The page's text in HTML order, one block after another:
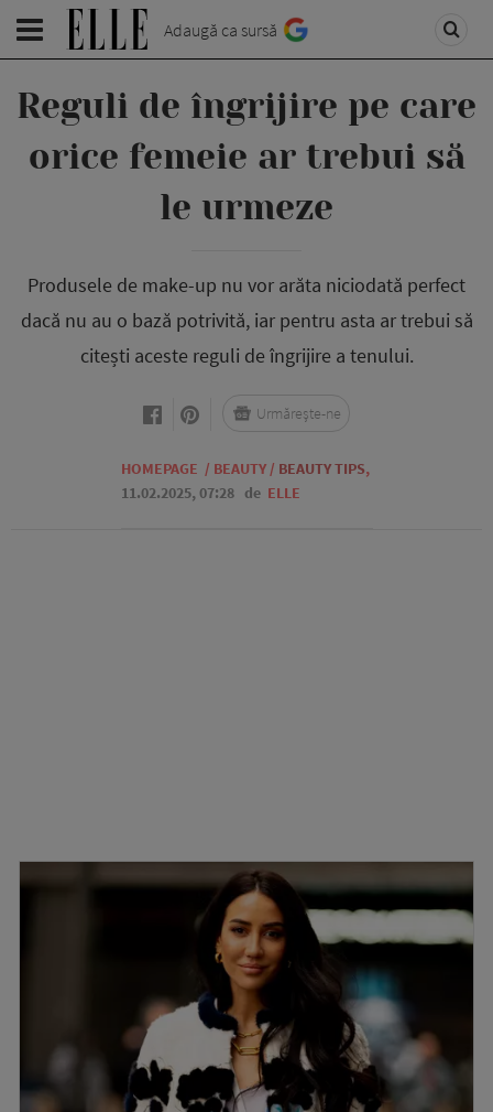
Adaugă ca sursă
Reguli de îngrijire pe care
orice femeie ar trebui să
le urmeze
Produsele de make-up nu vor arăta niciodată perfect
dacă nu au o bază potrivită, iar pentru asta ar trebui să
citești aceste reguli de îngrijire a tenului.
HOMEPAGE / BEAUTY/ BEAUTY TIPS,
11.02.2025, 07:28 de ELLE
Urmărește-ne